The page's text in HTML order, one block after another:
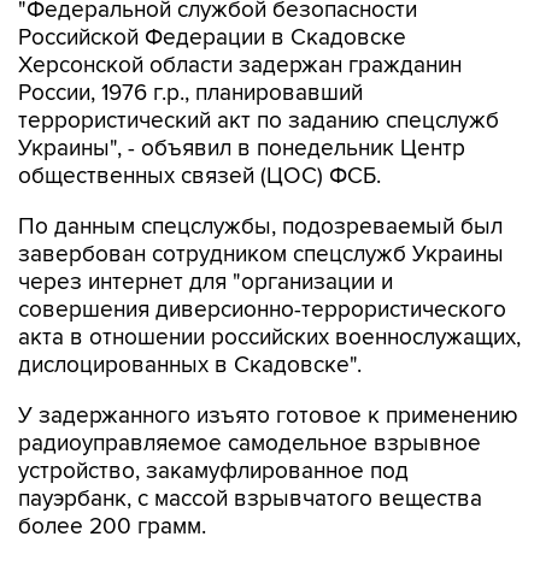
Херсонской области задержан гражданин
России, 1976 г.р., планировавший
террористический акт по заданию спецслужб
Украины", - объявил в понедельник Центр
общественных связей (ЦОС) ФСБ.
По данным спецслужбы, подозреваемый был
через интернет для "организации и
совершения диверсионно-террористического
акта в отношении российских военнослужащих,
дислоцированных в Скадовске".
У задержанного изъято готовое к применению
устройство, закамуфлированное под
пауэрбанк, с массой взрывчатого вещества
более 200 грамм.
Следственным отделом УФСБ по Херсонской